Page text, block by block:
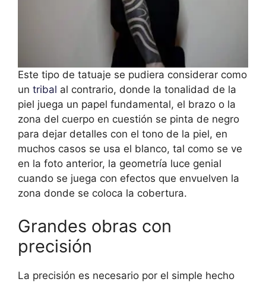
Este tipo de tatuaje se pudiera considerar como
un tribal al contrario, donde la tonalidad de la
piel juega un papel fundamental, el brazo o la
zona del cuerpo en cuestión se pinta de negro
para dejar detalles con el tono de la piel, en
muchos casos se usa el blanco, tal como se ve
en la foto anterior, la geometría luce genial
cuando se juega con efectos que envuelven la
zona donde se coloca la cobertura.
Grandes obras con
precisión
La precisión es necesario por el simple hecho